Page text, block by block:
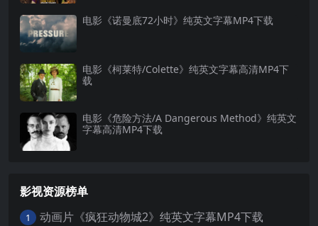
电影《诺曼底72小时》纯英文字幕MP4下载
电影《柯莱特/Colette》纯英文字幕高清MP4下
载
电影《危险方法/A Dangerous Method》纯英文
字幕高清MP4下载
影视资源榜单
1 动画片《疯狂动物城2》纯英文字幕MP4下载